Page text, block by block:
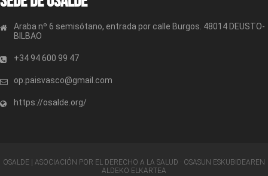
Araba nº 6 semisótano, entrada por calle Burgos. 48014 DEUSTO-
BILBAO
+34 94 600 99 47
op.paisvasco@gmail.com
https://osalde.org/
OSALDE | ASOCIACIÓN POR EL DERECHO A LA SALUD · OSASUN ESKUBIDEAREN
ALDEKO ELKARTEA